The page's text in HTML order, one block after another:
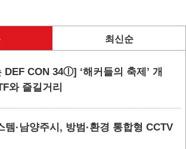
최신순
DEF CON 34ⓛ] ‘해커들의 축제’ 개
와 즐길거리
템·남양주시, 방범·환경 통합형 CCTV